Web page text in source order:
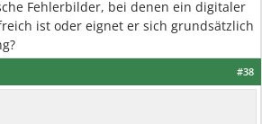
Fehlerbilder, bei denen ein digitaler
ist oder eignet er sich grundsätzlich
#38